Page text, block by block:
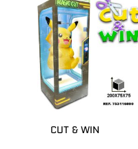
CUT & WIN